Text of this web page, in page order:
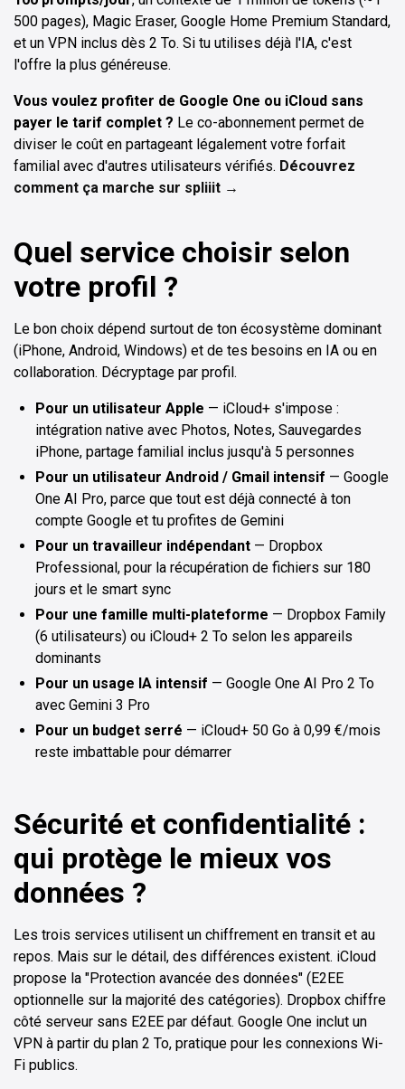
500 pages), Magic Eraser, Google Home Premium Standard,
et un VPN inclus dès 2 To. Si tu utilises déjà l'IA, c'est
l'offre la plus généreuse.
Vous voulez profiter de Google One ou iCloud sans
payer le tarif complet ? Le co-abonnement permet de
diviser le coût en partageant légalement votre forfait
familial avec d'autres utilisateurs vérifiés. Découvrez
comment ça marche sur spliiit →
Quel service choisir selon
votre profil ?
Le bon choix dépend surtout de ton écosystème dominant
(iPhone, Android, Windows) et de tes besoins en IA ou en
collaboration. Décryptage par profil.
Pour un utilisateur Apple — iCloud+ s'impose :
intégration native avec Photos, Notes, Sauvegardes
iPhone, partage familial inclus jusqu'à 5 personnes
Pour un utilisateur Android / Gmail intensif — Google
One AI Pro, parce que tout est déjà connecté à ton
compte Google et tu profites de Gemini
Pour un travailleur indépendant — Dropbox
Professional, pour la récupération de fichiers sur 180
jours et le smart sync
Pour une famille multi-plateforme — Dropbox Family
(6 utilisateurs) ou iCloud+ 2 To selon les appareils
dominants
Pour un usage IA intensif — Google One AI Pro 2 To
avec Gemini 3 Pro
Pour un budget serré — iCloud+ 50 Go à 0,99 €/mois
reste imbattable pour démarrer
Sécurité et confidentialité :
qui protège le mieux vos
données ?
Les trois services utilisent un chiffrement en transit et au
repos. Mais sur le détail, des différences existent. iCloud
propose la "Protection avancée des données" (E2EE
optionnelle sur la majorité des catégories). Dropbox chiffre
côté serveur sans E2EE par défaut. Google One inclut un
VPN à partir du plan 2 To, pratique pour les connexions Wi-
Fi publics.